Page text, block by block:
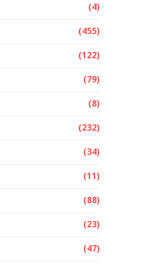
(4)
(455)
(122)
(79)
(8)
(232)
(34)
(11)
(88)
(23)
(47)